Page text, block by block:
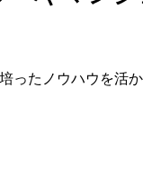
ったノウハウを活か